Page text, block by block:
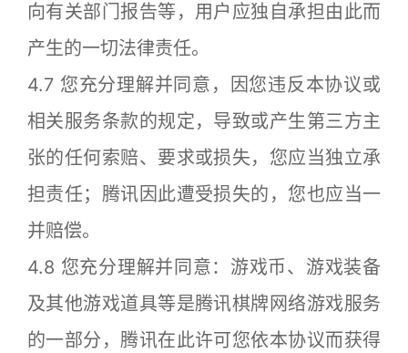
向有关部门报告等，用户应独自承担由此而
产生的一切法律责任。
4.7 您充分理解并同意，因您违反本协议或
相关服务条款的规定，导致或产生第三方主
张的任何索赔、要求或损失，您应当独立承
担责任；腾讯因此遭受损失的，您也应当一
并赔偿。
4.8 您充分理解并同意：游戏币、游戏装备
及其他游戏道具等是腾讯棋牌网络游戏服务
的一部分，腾讯在此许可您依本协议而获得